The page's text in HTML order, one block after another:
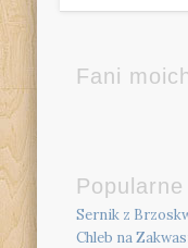
Fani
Sernik z
Chleb na